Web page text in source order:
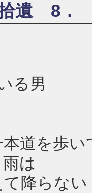
遺 8．
る男
道を歩い
は
降らない